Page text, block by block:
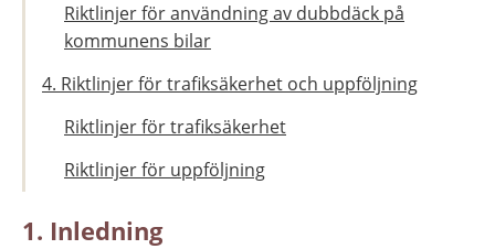
Riktlinjer för användning av dubbdäck på
kommunens bilar
4. Riktlinjer för trafiksäkerhet och uppföljning
Riktlinjer för trafiksäkerhet
Riktlinjer för uppföljning
1. Inledning